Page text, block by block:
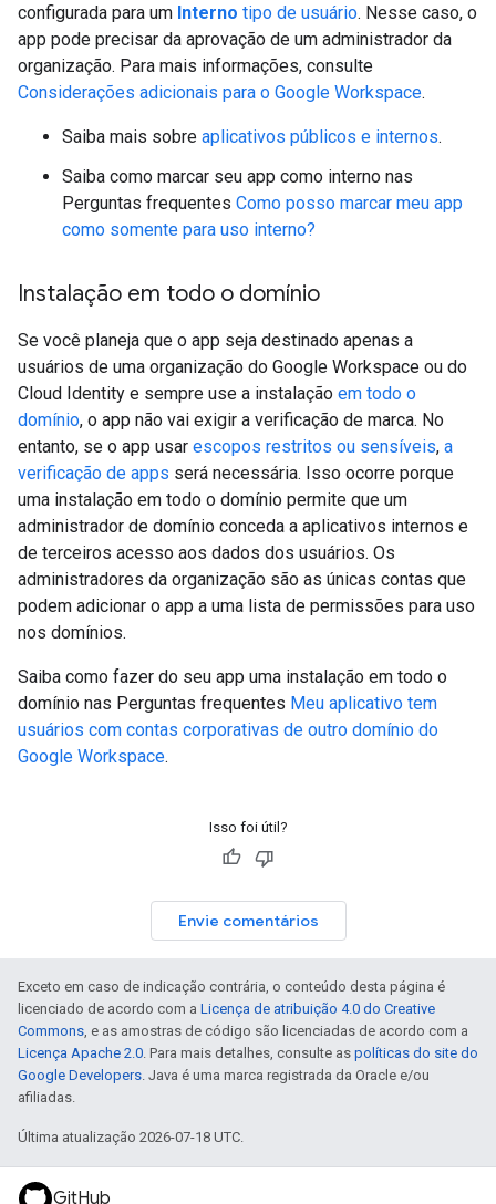
configurada para um Interno tipo de usuário. Nesse caso, o
app pode precisar da aprovação de um administrador da
organização. Para mais informações, consulte
Considerações adicionais para o Google Workspace.
Saiba mais sobre aplicativos públicos e internos.
Saiba como marcar seu app como interno nas
Perguntas frequentes Como posso marcar meu app
como somente para uso interno?
Instalação em todo o domínio
Se você planeja que o app seja destinado apenas a
usuários de uma organização do Google Workspace ou do
Cloud Identity e sempre use a instalação em todo o
domínio, o app não vai exigir a verificação de marca. No
entanto, se o app usar escopos restritos ou sensíveis, a
verificação de apps será necessária. Isso ocorre porque
uma instalação em todo o domínio permite que um
administrador de domínio conceda a aplicativos internos e
de terceiros acesso aos dados dos usuários. Os
administradores da organização são as únicas contas que
podem adicionar o app a uma lista de permissões para uso
nos domínios.
Saiba como fazer do seu app uma instalação em todo o
domínio nas Perguntas frequentes Meu aplicativo tem
usuários com contas corporativas de outro domínio do
Google Workspace.
Isso foi útil?
Envie comentários
Exceto em caso de indicação contrária, o conteúdo desta página é
licenciado de acordo com a Licença de atribuição 4.0 do Creative
Commons , e as amostras de código são licenciadas de acordo com a
Licença Apache 2.0 . Para mais detalhes, consulte as políticas do site do
Google Developers . Java é uma marca registrada da Oracle e/ou
afiliadas.
Última atualização 2026-07-18 UTC.
GitHub